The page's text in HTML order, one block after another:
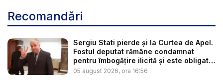
Recomandări
Sergiu Stati pierde și la Curtea de Apel.
Fostul deputat rămâne condamnat
pentru îmbogățire ilicită și este obligat
...
05 august 2026, ora 16:56